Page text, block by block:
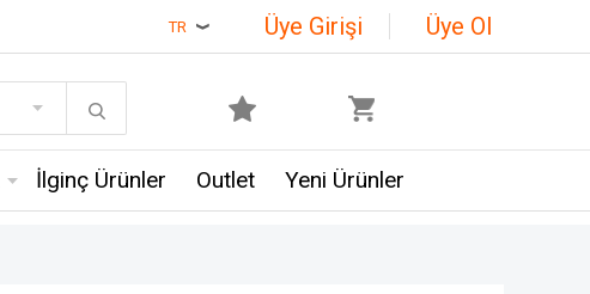
TR Üye Girişi Üye Ol
İlginç Ürünler Outlet Yeni Ürünler